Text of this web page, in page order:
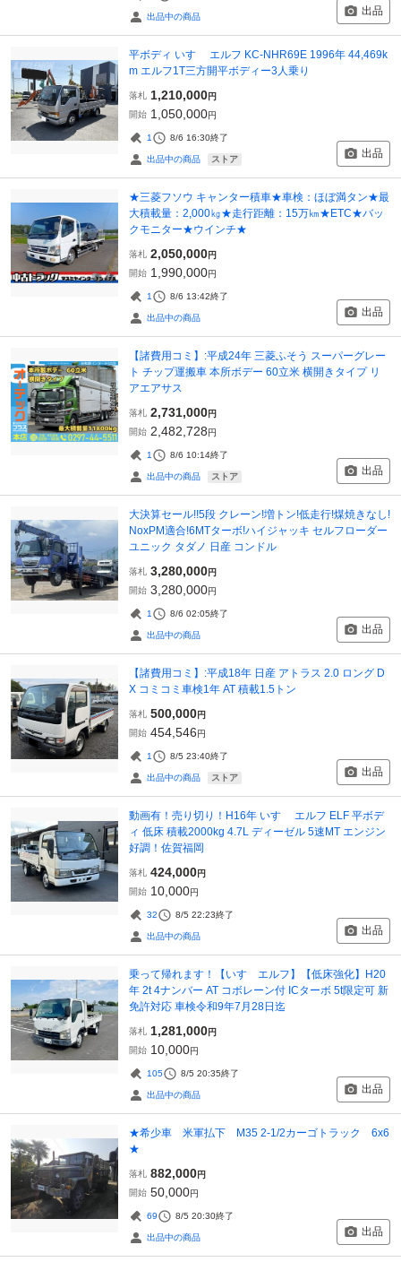
出品中の商品 出品
平ボディ いすゞ エルフ KC-NHR69E 1996年 44,469k
m エルフ1T三方開平ボディー3人乗り
落札 1,210,000円
開始 1,050,000円
1 8/6 16:30終了
出品中の商品 ストア 出品
★三菱フソウ キャンター積車★車検：ほぼ満タン★最
大積載量：2,000㎏★走行距離：15万㎞★ETC★バッ
クモニター★ウインチ★
落札 2,050,000円
開始 1,990,000円
1 8/6 13:42終了
出品中の商品 出品
【諸費用コミ】:平成24年 三菱ふそう スーパーグレー
ト チップ運搬車 本所ボデー 60立米 横開きタイプ リ
アエアサス
落札 2,731,000円
開始 2,482,728円
1 8/6 10:14終了
出品中の商品 ストア 出品
大決算セール!!5段 クレーン!増トン!低走行!煤焼きなし!
NoxPM適合!6MTターボ!ハイジャッキ セルフローダー
ユニック タダノ 日産 コンドル
落札 3,280,000円
開始 3,280,000円
1 8/6 02:05終了
出品中の商品 出品
【諸費用コミ】:平成18年 日産 アトラス 2.0 ロング D
X コミコミ車検1年 AT 積載1.5トン
落札 500,000円
開始 454,546円
1 8/5 23:40終了
出品中の商品 ストア 出品
動画有！売り切り！H16年 いすゞ エルフ ELF 平ボデ
ィ 低床 積載2000kg 4.7L ディーゼル 5速MT エンジン
好調！佐賀福岡
落札 424,000円
開始 10,000円
32 8/5 22:23終了
出品中の商品 出品
乗って帰れます！【いすゞエルフ】【低床強化】H20
年 2t 4ナンバー AT コボレーン付 ICターボ 5t限定可 新
免許対応 車検令和9年7月28日迄
落札 1,281,000円
開始 10,000円
105 8/5 20:35終了
出品中の商品 出品
★希少車 米軍払下 M35 2-1/2カーゴトラック 6x6
★
落札 882,000円
開始 50,000円
69 8/5 20:30終了
出品中の商品 出品